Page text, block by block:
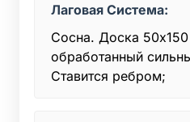
Лаговая Система:
Сосна. Доска
обработанный
Ставится ребром;